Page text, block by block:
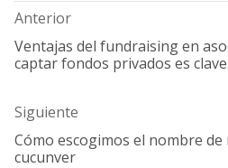
entradas
Anterior
Entrada
anterior:
Ventajas del fundraising en
captar fondos privados es clave
Siguiente
Entrada
siguiente:
Cómo escogimos el nombre
cucunver